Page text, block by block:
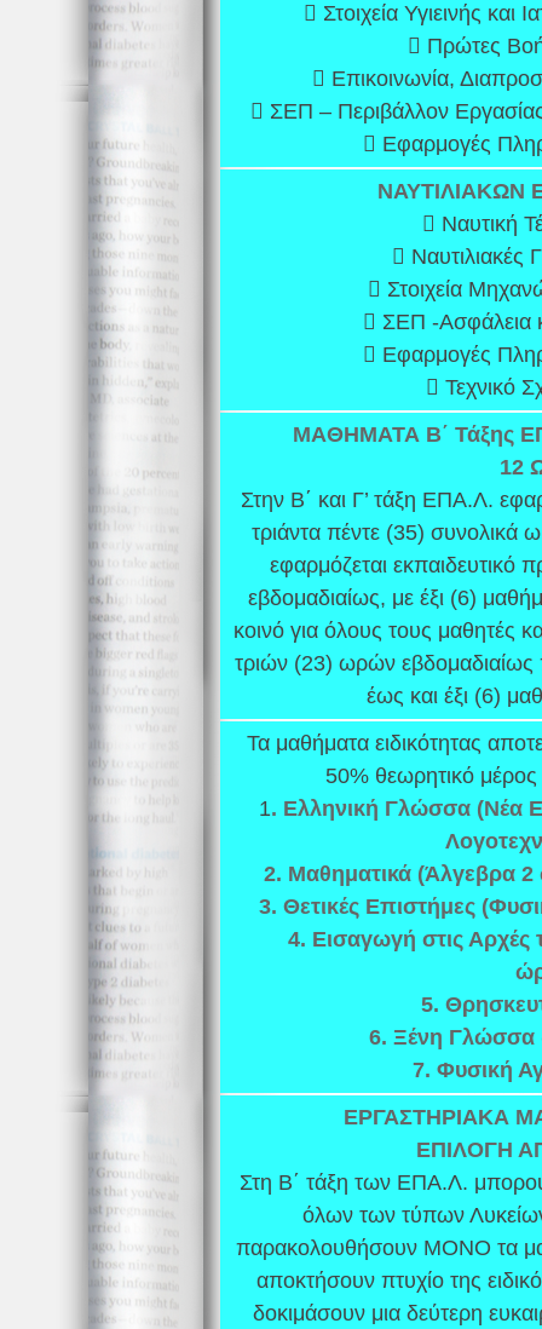
 Στοιχεία Υγιεινής και
 Πρώτες
 Επικοινωνία,
 ΣΕΠ – Περιβάλλον
 Εφαρμογές
ΝΑΥΤΙΛΙΑΚΩΝ
 Ναυτική
 Ναυτιλιακές
 Στοιχεία
 ΣΕΠ -Ασφάλεια
 Εφαρμογές
 Τεχνικό
ΜΑΘΗΜΑΤΑ Β΄ Τάξης
12
Στην Β΄ και Γ’ τάξη ΕΠΑ.Λ.
τριάντα πέντε (35) συνολικά
εφαρμόζεται
εβδομαδιαίως, με έξι (6)
κοινό για όλους τους μαθητές
τριών (23) ωρών εβδομαδιαίως
έως και έξι (6)
Τα μαθήματα ειδικότητας
50% θεωρητικό
1. Ελληνική Γλώσσα (Νέα
2. Μαθηματικά (Άλγεβρα
3. Θετικές Επιστήμες
4. Εισαγωγή στις
5.
6. Ξένη Γλώσσα
7. Φυσική
ΕΡΓΑΣΤΗΡΙΑΚΑ
ΕΠΙΛΟΓΗ
Στη Β΄ τάξη των ΕΠΑ.Λ.
όλων των τύπων
παρακολουθήσουν ΜΟΝΟ τα
αποκτήσουν πτυχίο της
δοκιμάσουν μια δεύτερη